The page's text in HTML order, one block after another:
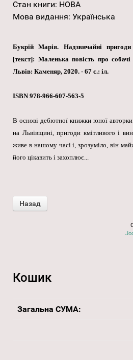
Стан книги: НОВА
Мова видання: Українська
Букрій Марія. Надзвичайні
[текст]: Маленька повість про
Львів: Каменяр, 2020. - 67 с.: іл.
ISBN 978-966-607-563-5
В основі дебютної книжки юної
на Львівщині, пригоди кмітливого і
живе в нашому часі і, зрозуміло, він
його цікавить і захоплює...
Кошик
Загальна СУМА: